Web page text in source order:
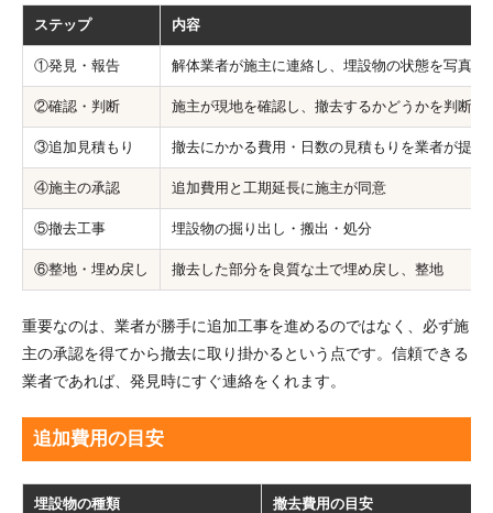
ステップ 内容
①発見・報告 解体業者が施主に連絡し、埋設物の状態を写真付
②確認・判断 施主が現地を確認し、撤去するかどうかを判断
③追加見積もり 撤去にかかる費用・日数の見積もりを業者が提示
④施主の承認 追加費用と工期延長に施主が同意
⑤撤去工事 埋設物の掘り出し・搬出・処分
⑥整地・埋め戻し 撤去した部分を良質な土で埋め戻し、整地
重要なのは、業者が勝手に追加工事を進めるのではなく、必ず施
主の承認を得てから撤去に取り掛かるという点です。信頼できる
業者であれば、発見時にすぐ連絡をくれます。
追加費用の目安
埋設物の種類 撤去費用の目安